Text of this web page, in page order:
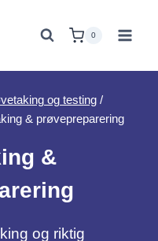
0
og testing /
& prøvepreparering
&
og riktig